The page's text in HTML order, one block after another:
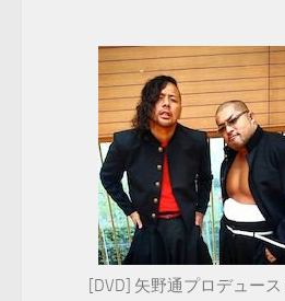
[DVD] 矢野通プロデュー